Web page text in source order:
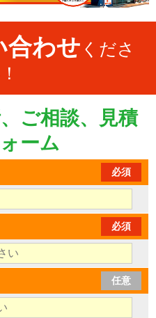
合わせ くださ
ご相談、見積
ーム
必須
必須
任意